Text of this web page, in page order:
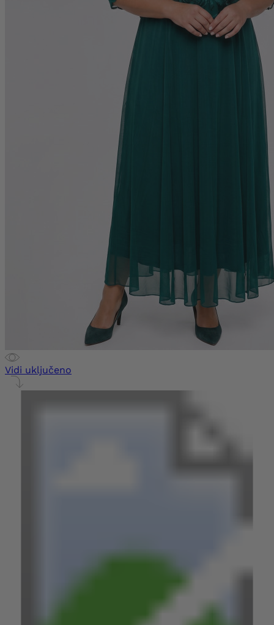
Vidi uključeno